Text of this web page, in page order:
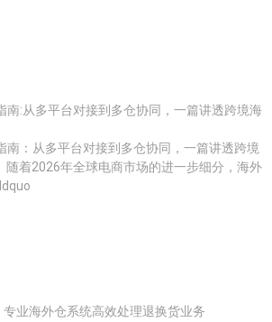
南:从多平台对接到多仓协同，一篇讲透跨境海
南：从多平台对接到多仓协同，一篇讲透跨境
随着2026年全球电商市场的进一步细分，海外
业海外仓系统高效处理退换货业务